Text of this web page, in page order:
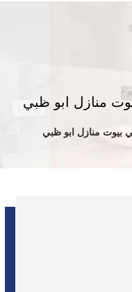
منازل ابو ظبي
بيوت منازل ابو ظبي